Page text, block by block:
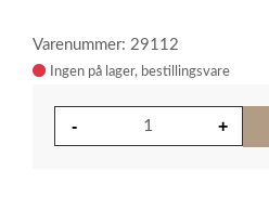
Varenummer: 29112
Ingen på lager